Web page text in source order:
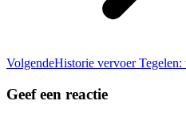
VolgendeVolgend
Historie vervoer
Geef een reactie